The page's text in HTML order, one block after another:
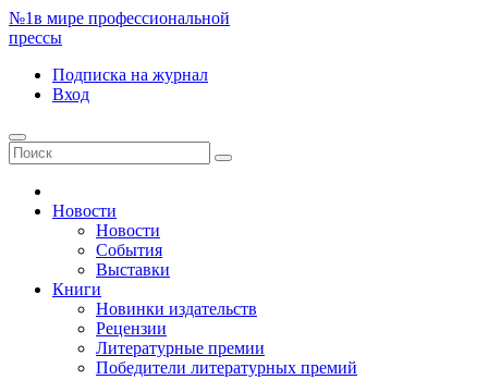
№1в мире профессиональной
прессы
Подписка на журнал
Вход
Новости
Новости
События
Выставки
Книги
Новинки издательств
Рецензии
Литературные премии
Победители литературных премий